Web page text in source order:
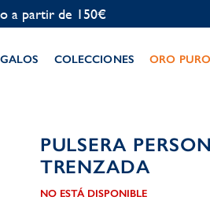
gratuita
COLECCIONES ORO PURO
PULSERA
TRENZADA
NO ESTÁ DISPONIBLE